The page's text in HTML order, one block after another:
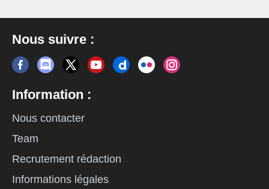
Nous suivre :
Information :
Nous contacter
Team
Recrutement rédaction
Informations légales